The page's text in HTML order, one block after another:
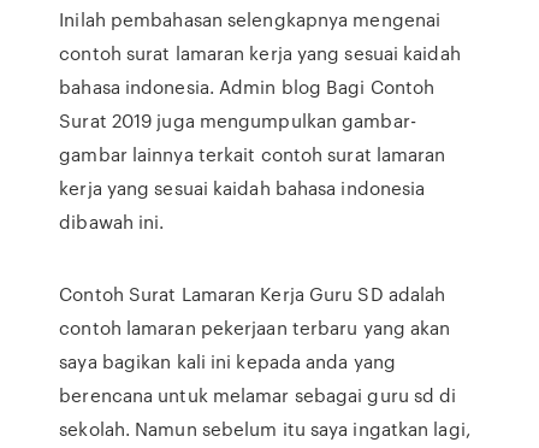
Inilah pembahasan selengkapnya mengenai
contoh surat lamaran kerja yang sesuai kaidah
bahasa indonesia. Admin blog Bagi Contoh
Surat 2019 juga mengumpulkan gambar-
gambar lainnya terkait contoh surat lamaran
kerja yang sesuai kaidah bahasa indonesia
dibawah ini.
Contoh Surat Lamaran Kerja Guru SD adalah
contoh lamaran pekerjaan terbaru yang akan
saya bagikan kali ini kepada anda yang
berencana untuk melamar sebagai guru sd di
sekolah. Namun sebelum itu saya ingatkan lagi,